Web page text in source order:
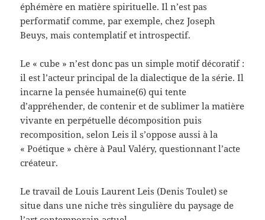
éphémère en matière spirituelle. Il n’est pas
performatif comme, par exemple, chez Joseph
Beuys, mais contemplatif et introspectif.
Le « cube » n’est donc pas un simple motif décoratif :
il est l’acteur principal de la dialectique de la série. Il
incarne la pensée humaine(6) qui tente
d’appréhender, de contenir et de sublimer la matière
vivante en perpétuelle décomposition puis
recomposition, selon Leis il s’oppose aussi à la
« Poétique » chère à Paul Valéry, questionnant l’acte
créateur.
Le travail de Louis Laurent Leis (Denis Toulet) se
situe dans une niche très singulière du paysage de